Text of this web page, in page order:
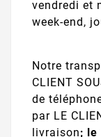
vendredi et
week-end,
Notre
CLIENT
de
par LE
livraison; le